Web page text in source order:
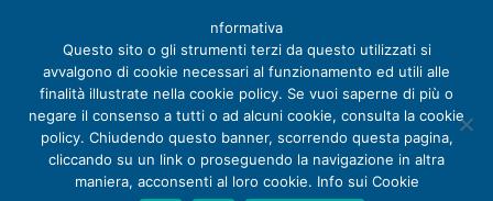
THE
HOME
nformativa
Questo sito o gli strumenti terzi da questo utilizzati si
avvalgono di cookie necessari al funzionamento ed utili alle
finalità illustrate nella cookie policy. Se vuoi saperne di più o
negare il consenso a tutti o ad alcuni cookie, consulta la cookie
policy. Chiudendo questo banner, scorrendo questa pagina,
cliccando su un link o proseguendo la navigazione in altra
maniera, acconsenti al loro cookie. Info sui Cookie